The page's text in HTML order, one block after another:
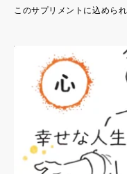
このサプリメントに込めら
だけ思いを込めて真面目に
値をお客様に知っていただ